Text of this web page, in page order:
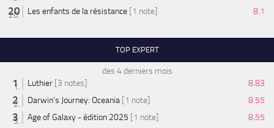
Les enfants de la résistance [1 note] 8.1
TOP EXPERT
des 4 derniers mois
Luthier [3 notes]
8.83
Darwin's Journey: Oceania [1 note]
8.55
Age of Galaxy - édition 2025 [1 note]
8.55